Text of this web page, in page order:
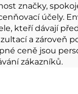
značky,
účely.
kteří dávají
a zároveň
ceně jsou
zákazníků.